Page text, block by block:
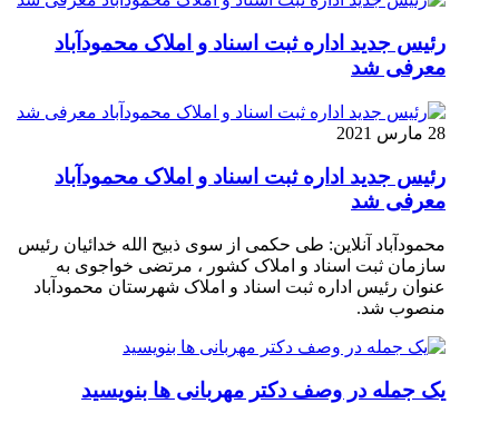
رئیس جدید اداره ثبت اسناد و املاک محمودآباد
معرفی شد
28 مارس 2021
رئیس جدید اداره ثبت اسناد و املاک محمودآباد
معرفی شد
محمودآباد آنلاین: طی حکمی از سوی ذبیح الله خدائیان رئیس
سازمان ثبت اسناد و املاک کشور ، مرتضی خواجوی به
عنوان رئیس اداره ثبت اسناد و املاک شهرستان محمودآباد
منصوب شد.
یک جمله در وصف دکتر مهربانی ها بنویسید